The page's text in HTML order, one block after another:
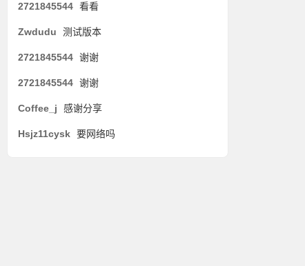
2721845544 看看
Zwdudu 测试版本
2721845544 谢谢
2721845544 谢谢
Coffee_j 感谢分享
Hsjz11cysk 要网络吗